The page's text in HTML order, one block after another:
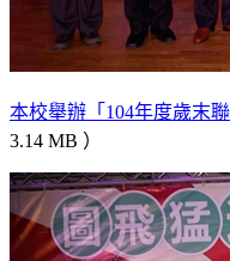
本校舉辦「104年度歲末
3.14 MB ）